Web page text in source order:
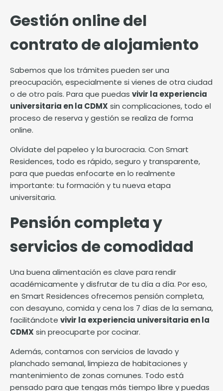
Gestión online del
contrato de alojamiento
Sabemos que los trámites pueden ser una
preocupación, especialmente si vienes de otra ciudad
o de otro país. Para que puedas vivir la experiencia
universitaria en la CDMX sin complicaciones, todo el
proceso de reserva y gestión se realiza de forma
online.
Olvídate del papeleo y la burocracia. Con Smart
Residences, todo es rápido, seguro y transparente,
para que puedas enfocarte en lo realmente
importante: tu formación y tu nueva etapa
universitaria.
Pensión completa y
servicios de comodidad
Una buena alimentación es clave para rendir
académicamente y disfrutar de tu día a día. Por eso,
en Smart Residences ofrecemos pensión completa,
con desayuno, comida y cena los 7 días de la semana,
facilitándote vivir la experiencia universitaria en la
CDMX sin preocuparte por cocinar.
Además, contamos con servicios de lavado y
planchado semanal, limpieza de habitaciones y
mantenimiento de zonas comunes. Todo está
pensado para que tengas más tiempo libre y puedas